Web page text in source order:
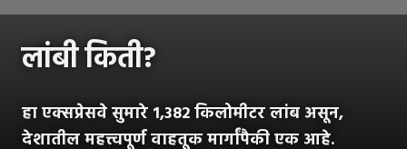
लांबी किती?
हा एक्सप्रेसवे सुमारे 1,382 किलोमीटर लांब असून,
देशातील महत्त्वपूर्ण वाहतूक मार्गांपैकी एक आहे.